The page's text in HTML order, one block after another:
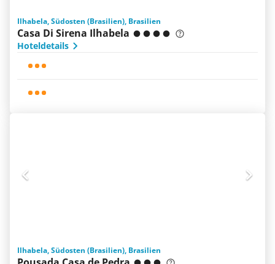
Ilhabela, Südosten (Brasilien), Brasilien
Casa Di Sirena Ilhabela
Hoteldetails
Ilhabela, Südosten (Brasilien), Brasilien